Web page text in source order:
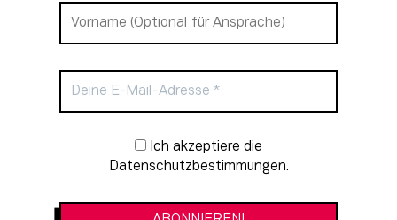
Newsletter-Anmeldung
Datenschutzbestimmungen.